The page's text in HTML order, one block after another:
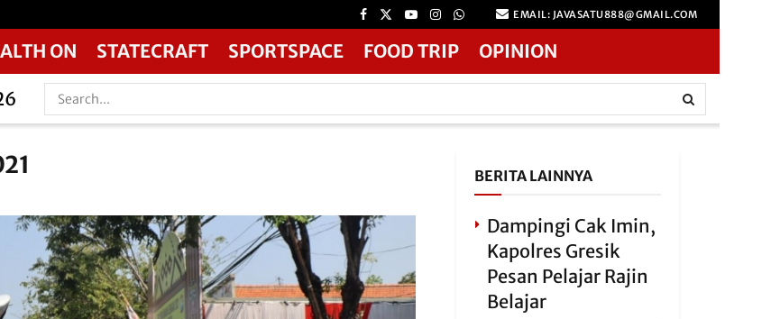
EMAIL: JAVASATU888@GMAIL.COM
ON STATECRAFT SPORTSPACE FOOD TRIP OPINION
BERITA LAINNYA
Dampingi Cak Imin,
Kapolres Gresik
Pesan Pelajar Rajin
Belajar